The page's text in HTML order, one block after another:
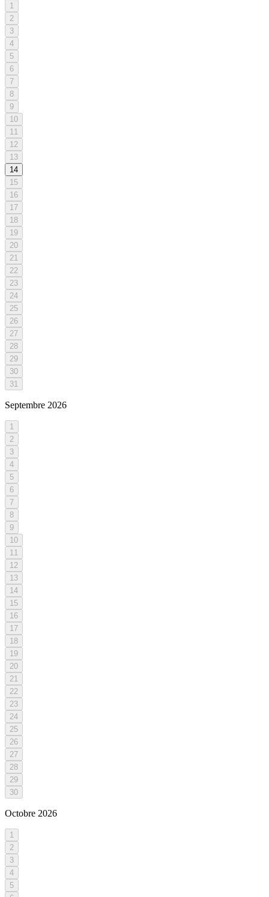
1
2
3
4
5
6
7
8
9
10
11
12
13
14
15
16
17
18
19
20
21
22
23
24
25
26
27
28
29
30
31
Septembre 2026
1
2
3
4
5
6
7
8
9
10
11
12
13
14
15
16
17
18
19
20
21
22
23
24
25
26
27
28
29
30
Octobre 2026
1
2
3
4
5